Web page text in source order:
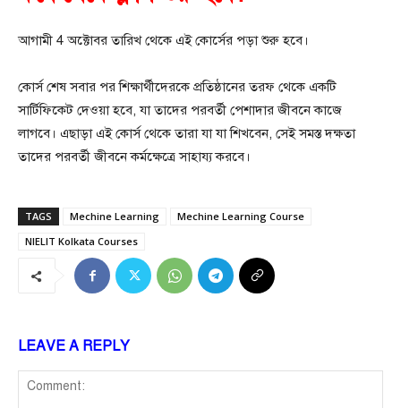
আগামী 4 অক্টোবর তারিখ থেকে এই কোর্সের পড়া শুরু হবে।
কোর্স শেষ সবার পর শিক্ষার্থীদেরকে প্রতিষ্ঠানের তরফ থেকে একটি
সার্টিফিকেট দেওয়া হবে, যা তাদের পরবর্তী পেশাদার জীবনে কাজে
লাগবে। এছাড়া এই কোর্স থেকে তারা যা যা শিখবেন, সেই সমস্ত দক্ষতা
তাদের পরবর্তী জীবনে কর্মক্ষেত্রে সাহায্য করবে।
TAGS Mechine Learning
Mechine Learning Course
NIELIT Kolkata Courses
LEAVE A REPLY